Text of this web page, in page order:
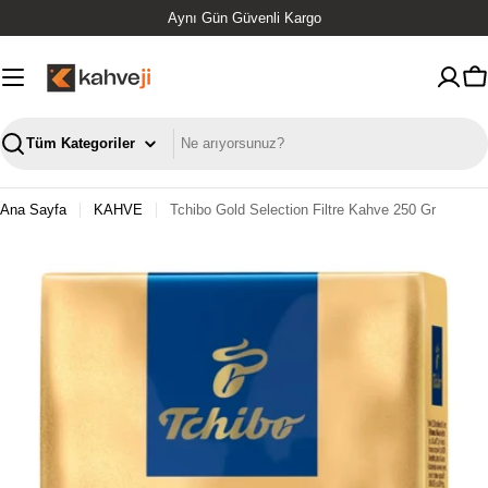
Aynı Gün Güvenli Kargo
Ara
Ana Sayfa KAHVE Tchibo Gold Selection Filtre Kahve 250 Gr